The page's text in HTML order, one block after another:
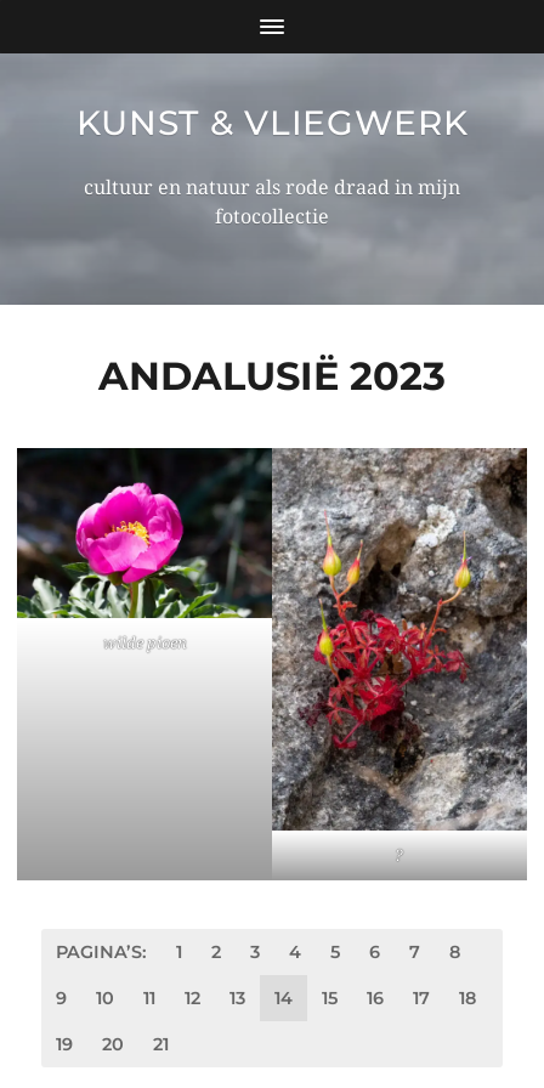
KUNST & VLIEGWERK
cultuur en natuur als rode draad in mijn
fotocollectie
ANDALUSIË 2023
wilde pioen
?
PAGINA’S: 1 2 3 4 5 6 7 8
9 10 11 12 13 14 15 16 17 18
19 20 21